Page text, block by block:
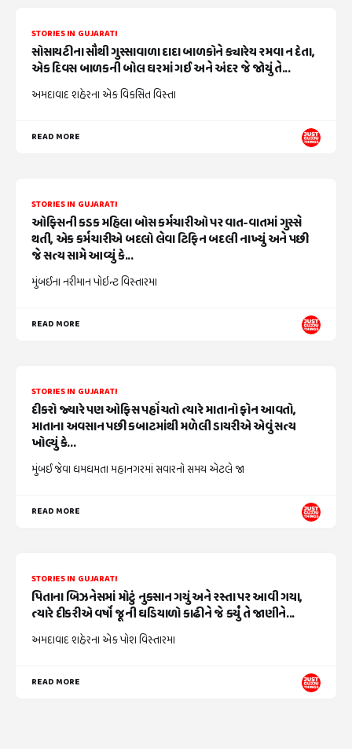
STORIES IN GUJARATI
સોસાયટીના સૌથી ગુસ્સાવાળા દાદા બાળકોને ક્યારેય રમવા ન દેતા,
એક દિવસ બાળકની બોલ ઘરમાં ગઈ અને અંદર જે જોયું તે...
અમદાવાદ શહેરના એક વિકસિત વિસ્તા
READ MORE
STORIES IN GUJARATI
ઓફિસની કડક મહિલા બોસ કર્મચારીઓ પર વાત-વાતમાં ગુસ્સે
થતી, એક કર્મચારીએ બદલો લેવા ટિફિન બદલી નાખ્યું અને પછી
જે સત્ય સામે આવ્યું કે...
મુંબઈના નરીમાન પોઇન્ટ વિસ્તારમા
READ MORE
STORIES IN GUJARATI
દીકરો જ્યારે પણ ઓફિસ પહોંચતો ત્યારે માતાનો ફોન આવતો,
માતાના અવસાન પછી કબાટમાંથી મળેલી ડાયરીએ એવું સત્ય
ખોલ્યું કે...
મુંબઈ જેવા ધમધમતા મહાનગરમાં સવારનો સમય એટલે જા
READ MORE
STORIES IN GUJARATI
પિતાના બિઝનેસમાં મોટું નુકસાન ગયું અને રસ્તા પર આવી ગયા,
ત્યારે દીકરીએ વર્ષો જૂની ઘડિયાળો કાઢીને જે કર્યું તે જાણીને...
અમદાવાદ શહેરના એક પોશ વિસ્તારમા
READ MORE